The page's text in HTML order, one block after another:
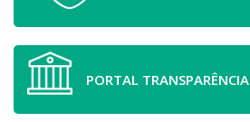
PORTAL TRANSPARÊNCIA